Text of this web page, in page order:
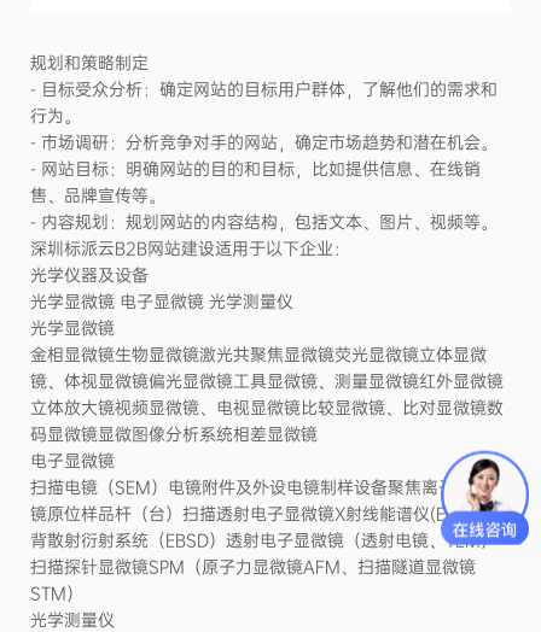
规划和策略制定
- 目标受众分析：确定网站的目标用户群体，了解他们的需求和
行为。
- 市场调研：分析竞争对手的网站，确定市场趋势和潜在机会。
- 网站目标：明确网站的目的和目标，比如提供信息、在线销
售、品牌宣传等。
- 内容规划：规划网站的内容结构，包括文本、图片、视频等。
深圳标派云B2B网站建设适用于以下企业：
光学仪器及设备
光学显微镜 电子显微镜 光学测量仪
光学显微镜
金相显微镜生物显微镜激光共聚焦显微镜荧光显微镜立体显微
镜、体视显微镜偏光显微镜工具显微镜、测量显微镜红外显微镜
立体放大镜视频显微镜、电视显微镜比较显微镜、比对显微镜数
码显微镜显微图像分析系统相差显微镜
电子显微镜
扫描电镜（SEM）电镜附件及外设电镜制样设备聚焦离子束显微
镜原位样品杆（台）扫描透射电子显微镜X射线能谱仪(EDS)电子
背散射衍射系统（EBSD）透射电子显微镜（透射电镜、TEM）
扫描探针显微镜SPM（原子力显微镜AFM、扫描隧道显微镜
STM）
光学测量仪